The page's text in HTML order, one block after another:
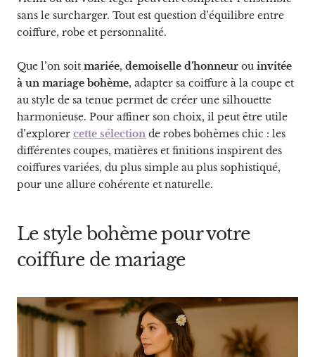
sans le surcharger. Tout est question d’équilibre entre
coiffure, robe et personnalité.
Que l’on soit mariée, demoiselle d’honneur ou invitée
à un mariage bohème, adapter sa coiffure à la coupe et
au style de sa tenue permet de créer une silhouette
harmonieuse. Pour affiner son choix, il peut être utile
d’explorer cette sélection de robes bohèmes chic : les
différentes coupes, matières et finitions inspirent des
coiffures variées, du plus simple au plus sophistiqué,
pour une allure cohérente et naturelle.
Le style bohème pour votre
coiffure de mariage